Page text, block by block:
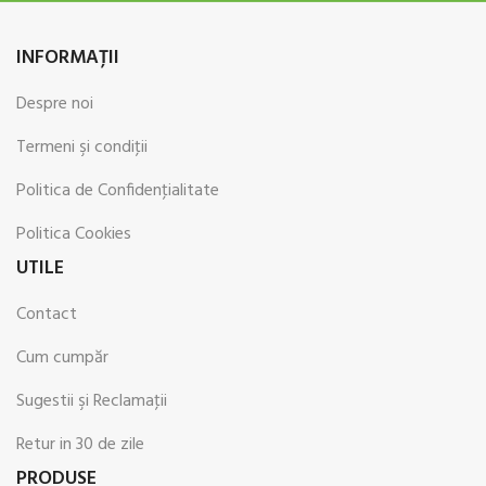
INFORMAŢII
Despre noi
Termeni şi condiţii
Politica de Confidenţialitate
Politica Cookies
UTILE
Contact
Cum cumpăr
Sugestii şi Reclamaţii
Retur in 30 de zile
PRODUSE